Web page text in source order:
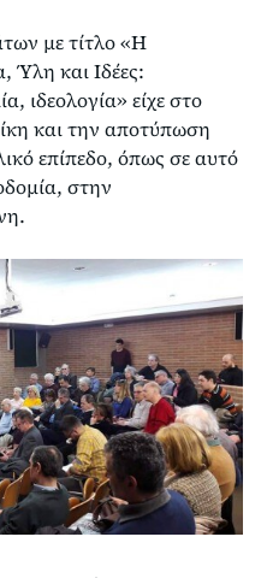
με τίτλο «Η
Ύλη και Ιδέες:
ιδεολογία» είχε στο
και την αποτύπωση
επίπεδο, όπως σε αυτό
στην